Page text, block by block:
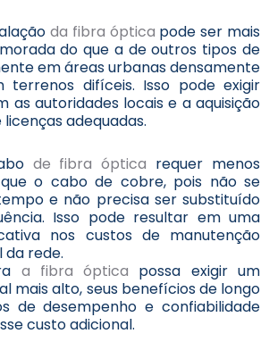
da fibra óptica pode ser mais
do que a de outros tipos de
em áreas urbanas densamente
terrenos difíceis. Isso pode exigir
as autoridades locais e a aquisição
adequadas.
de fibra óptica requer menos
o cabo de cobre, pois não se
e não precisa ser substituído
Isso pode resultar em uma
nos custos de manutenção
da rede.
a fibra óptica possa exigir um
mais alto, seus benefícios de longo
de desempenho e confiabilidade
custo adicional.